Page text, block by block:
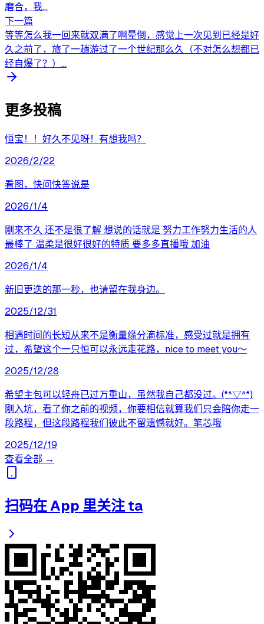
磨合，我...
下一篇
等等怎么我一回来就双满了啊晕倒，感觉上一次见到已经是好
久之前了，旅了一趟游过了一个世纪那么久（不对怎么想都已
经自爆了？）...
更多投稿
恒宝！！好久不见呀！有想我吗？
2026/2/22
看图，快问快答说是
2026/1/4
刚来不久 还不是很了解 想说的话就是 努力工作努力生活的人
最棒了 温柔是很好很好的特质 要多多直播哦 加油
2026/1/4
新旧更迭的那一秒，也请留在我身边。
2025/12/31
相遇时间的长短从来不是衡量缘分滴标准，感受过就是拥有
过，希望这个一只恒可以永远走花路，nice to meet you～
2025/12/28
希望主包可以轻舟已过万重山，虽然我自己都没过。(*^▽^*)
刚入坑，看了你之前的视频，你要相信就算我们只会陪你走一
段路程，但这段路程我们彼此不留遗憾就好。笔芯哦
2025/12/19
查看全部 →
扫码在 App 里关注 ta